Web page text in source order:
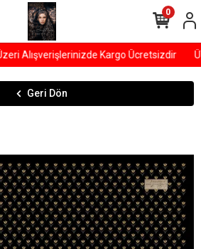
Alışverişlerinizde Kargo Ücretsizdir
0
Geri Dön